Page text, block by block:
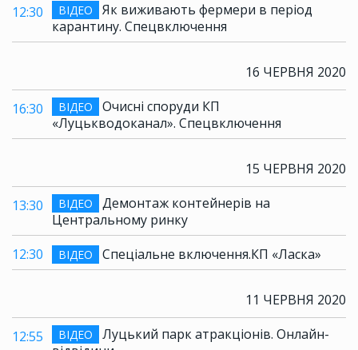
12:30 ВІДЕО
Як виживають фермери в період
карантину. Спецвключення
16 ЧЕРВНЯ 2020
16:30 ВІДЕО
Очисні споруди КП
«Луцькводоканал». Спецвключення
15 ЧЕРВНЯ 2020
13:30 ВІДЕО
Демонтаж контейнерів на
Центральному ринку
12:30
ВІДЕО Спеціальне включення.КП «Ласка»
11 ЧЕРВНЯ 2020
12:55 ВІДЕО
Луцький парк атракціонів. Онлайн-